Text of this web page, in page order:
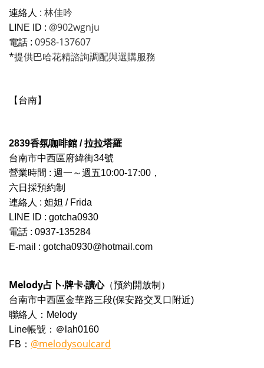
連絡人 : 林佳吟
LINE ID : @902wgnju
電話 : 0958-137607
*提供巴哈花精諮詢調配與選購服務
【台南】
2839香氛咖啡館 / 拉拉塔羅
台南市中西區府緯街34號
營業時間 : 週一～週五10:00-17:00，
六日採預約制
連絡人 : 妲妲 / Frida
LINE ID : gotcha0930
電話 : 0937-135284
E-mail : gotcha0930@hotmail.com
Melody占卜‧牌卡‧讀心（預約開放制）
台南市中西區金華路三段(保安路交叉口附近)
聯絡人：Melody
Line帳號：＠lah0160
FB： @melodysoulcard